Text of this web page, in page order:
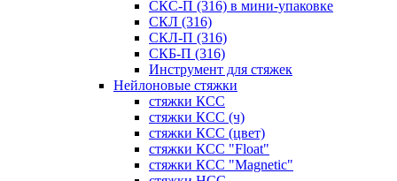
СКС-П (316) в мини-упаковке
СКЛ (316)
СКЛ-П (316)
СКБ-П (316)
Инструмент для стяжек
Нейлоновые стяжки
стяжки КСС
стяжки КСС (ч)
стяжки КСС (цвет)
стяжки КСС "Float"
стяжки КСС "Magnetic"